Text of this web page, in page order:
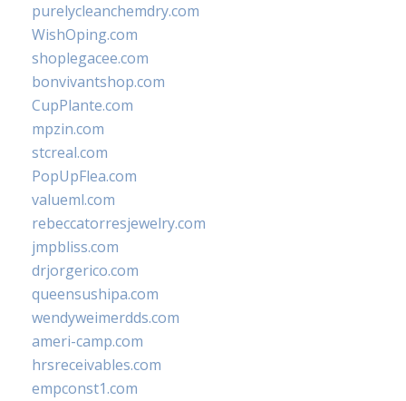
purelycleanchemdry.com
WishOping.com
shoplegacee.com
bonvivantshop.com
CupPlante.com
mpzin.com
stcreal.com
PopUpFlea.com
valueml.com
rebeccatorresjewelry.com
jmpbliss.com
drjorgerico.com
queensushipa.com
wendyweimerdds.com
ameri-camp.com
hrsreceivables.com
empconst1.com